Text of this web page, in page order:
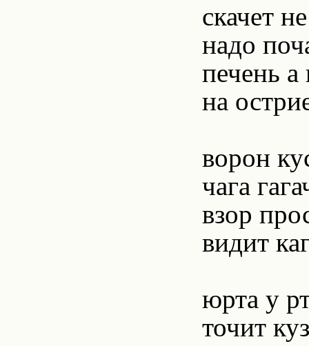
скачет
надо
печень а
на
ворон
чага
взор
видит
юрта у
точит